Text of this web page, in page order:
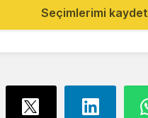
Seçimlerimi kaydet